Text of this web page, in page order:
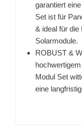
garantiert
Set ist für
& ideal für die
Solarmodule.
ROBUST &
Modul Set
eine